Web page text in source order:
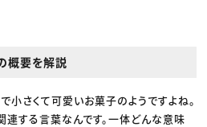
概要を解説
で小さくて可愛いお菓子のようですよね。
する言葉なんです。一体どんな意味